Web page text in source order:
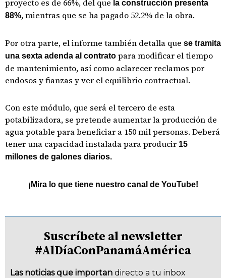
proyecto es de 66%, del que la construcción presenta
88%, mientras que se ha pagado 52.2% de la obra.
Por otra parte, el informe también detalla que se tramita
una sexta adenda al contrato para modificar el tiempo
de mantenimiento, así como aclarecer reclamos por
endosos y fianzas y ver el equilibrio contractual.
Con este módulo, que será el tercero de esta
potabilizadora, se pretende aumentar la producción de
agua potable para beneficiar a 150 mil personas. Deberá
tener una capacidad instalada para producir 15
millones de galones diarios.
¡Mira lo que tiene nuestro canal de YouTube!
Suscríbete al newsletter
#AlDíaConPanamáAmérica
Las noticias que importan directo a tu inbox